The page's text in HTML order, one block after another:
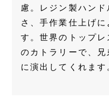
慮。レジン製ハン
さ、手作業仕上げ
す。世界のトップ
のカトラリーで、兄
に演出してくれます